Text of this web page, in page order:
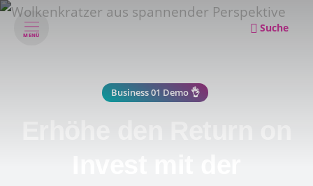
MENÜ
Suche
Business 01 Demo 👌